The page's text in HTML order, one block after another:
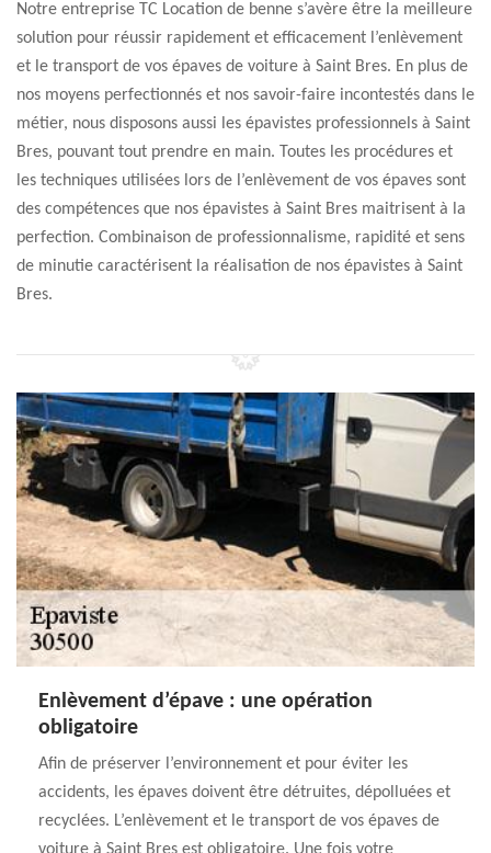
Notre entreprise TC Location de benne s’avère être la meilleure
solution pour réussir rapidement et efficacement l’enlèvement
et le transport de vos épaves de voiture à Saint Bres. En plus de
nos moyens perfectionnés et nos savoir-faire incontestés dans le
métier, nous disposons aussi les épavistes professionnels à Saint
Bres, pouvant tout prendre en main. Toutes les procédures et
les techniques utilisées lors de l’enlèvement de vos épaves sont
des compétences que nos épavistes à Saint Bres maitrisent à la
perfection. Combinaison de professionnalisme, rapidité et sens
de minutie caractérisent la réalisation de nos épavistes à Saint
Bres.
Enlèvement d’épave : une opération
obligatoire
Afin de préserver l’environnement et pour éviter les
accidents, les épaves doivent être détruites, dépolluées et
recyclées. L’enlèvement et le transport de vos épaves de